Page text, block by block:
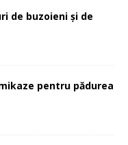
de buzoieni și de
pentru pădurea